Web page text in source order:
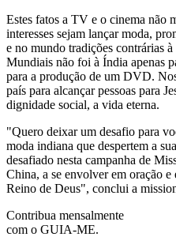
Estes fatos a TV e o cinema não
interesses sejam lançar moda,
e no mundo tradições contrárias
Mundiais não foi à Índia apenas
para a produção de um DVD.
país para alcançar pessoas para
dignidade social, a vida eterna.
"Quero deixar um desafio para
moda indiana que despertem a
desafiado nesta campanha de
China, a se envolver em oração
Reino de Deus", conclui a
Contribua mensalmente
com o GUIA-ME.